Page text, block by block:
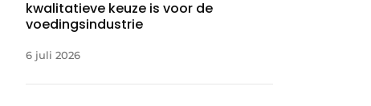
kwalitatieve keuze is voor de
voedingsindustrie
6 juli 2026